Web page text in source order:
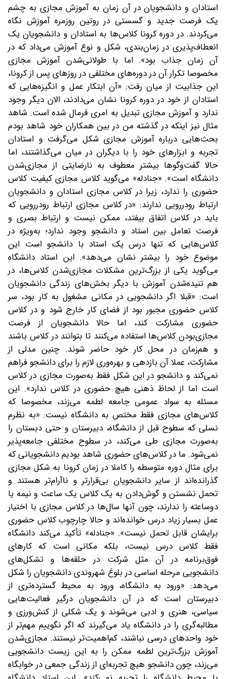
استادان و دانشجویان در آن زمان به آموزش مجازی به چشم
یک فرصت جدید و گسستی در روتین روزمره آموزش نگاه
می‌کردند. در دوره کرونا کلاس‌ها به استادان و دانشجویان یک
انعطاف‌پذیری‌ در زمان‌بندی، شکل و نوع آموزش می‌داد که در
آن زمان جذاب بود». اما با طولانی‌شدن آموزش مجازی
مخصوصا تکرار آن در دوره‌های مختلفی در روزهای پس از کرونا،
این جذابیت از میان رفت: «آن ابتکار عمل و انگیزه‌هایی که
استادان از خود در دوره کرونا نشان می‌دادند، الان دیگر وجود
ندارد و آموزش مجازی تبدیل به امری فرمال شده است. شاهد
مثال نیز اینکه در گذشته من در بین همکاران خود شاهد بودم
بحث‌هایی درباره آموزش مجازی شکل می‌گرفت و استادان
تجربه و ابزارهای خود را با دیگران در میان می‌گذاشتند، اما
حالا گفت‌وگوها بیشتر معطوف به نارضایتی از مجازی‌شدن
دانشگاه‌ است». «جنادله» می‌گوید کلاس مجازی کیفیت کلاس
حضوری را ندارد، زیرا در کلاس مجازی استادان و دانشجویان
ارتباط رودررویی ندارند: «در کلاس مجازی ارتباط رودررویی که
باید در کلاس اتفاق بیفتد، ممکن نیست و ارتباط بصری و
فرصت تعامل بین استاد و دانشجو وجود ندارد؛ به‌ویژه در
کلاس‌هایی که تنها درس یک استاد با دانشجو است این
موضوع خود را بیشتر نشان می‌دهد». این استاد دانشگاه
می‌گوید یکی از بزرگ‌ترین مشکلات مجازی‌شدن کلاس‌ها، در
‌هم ‌تنیده‌شدن آموزش با دیگر بخش‌های زندگی دانشجویان
است: «قبلا اگر دانشجویی در مکانی مشغول به کار بود، سر
کلاس حضوری مجبور بود از فضای کار خارج شود و در کلاس
حضوری مشارکت کند، اما حالا دانشجویان از فرصت
مجازی‌بودن کلاس‌ها استفاده می‌کنند تا بتوانند در کلاس باشند
و هم‌زمان در محل کار خود حاضر شوند. چنین مدلی از
مشارکت، عملا آن بازدهی و بهره‌وری لازم را برای دانشجو فراهم
نمی‌کند و دانشجو در این شکل فقط به‌صورت مجازی در کلاس
است اما از لحاظ ذهنی هیچ حضوری در کلاس ندارد». این
مسئله به سواد عمومی جامعه لطمه می‌زند، مخصوصا که
کلاس‌های مجازی فقط مختص به دانشگاه نیست: «به نظرم
نسلی که سطوح قبل از دانشگاه، دبیرستان و حتی دبستان را
به‌صورت مجازی طی می‌کند، در سطوح مختلفی جامعه‌پذیر
نمی‌شود. ما در کلاس‌های حضوری شاهد بودیم دانشجویانی که
برای مثال دوره متوسطه را کاملا در زمان کرونا به شکل مجازی
گذرانده‌اند از سایر دانشجویان بی‌قرارتر و ناآرام‌تر هستند و
تحمل نشستن و گوش‌دادن به یک کلاس یک ساعت و نیمه یا
دوساعته را ندارند، چون آنها سال‌ها در کلاس مجازی با اختیار
عمل بسیار زیاد درس خوانده‌اند و حالا چارچوب کلاس حضوری
برایشان قابل تحمل نیست». «جنادله» تأکید می‌کند دانشگاه
فقط کلاس درس نیست، بلکه مکانی‌ است که کارهای
فوق‌برنامه در آن مثل شرکت در حلقه‌ها و تشکل‌های
دانشجویی مرحله اساسی‌ در بلوغ شهروندی دانشجویان را شکل
می‌دهد: «ورود به دانشگاه، ورود به محیط گسترده‌تری از
دبیرستان است که در آن دانشجویان درگیر فعالیت‌هایی
سیاسی، هنری و ادبی می‌شوند و یک‌ شکلی از کنش‌ورزی و
مطالبه‌گری را در دانشگاه یاد می‌گیرند که اگر نگوییم مهم‌تر از
خود واحدهای درسی نباشند، کم‌‌اهمیت‌تر نیستند. مجازی‌شدن
آموزش بزرگ‌ترین لطمه ممکن را به این زیست دانشجویی
می‌زند، چون دانشجو هیچ تجربه‌ای از زندگی جمعی در خوابگاه